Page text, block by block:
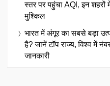
स्तर पर पहुंचा AQI, इन
मुश्किल
भारत में अंगूर का सबसे बड़ा
है? जानें टॉप राज्य, विश्व में
जानकारी